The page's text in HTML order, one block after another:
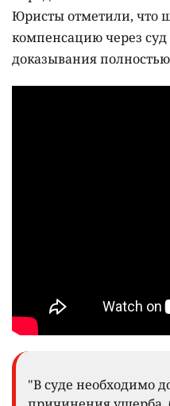
Юристы отметили, что
компенсацию через суд
доказывания
"В суде необходимо